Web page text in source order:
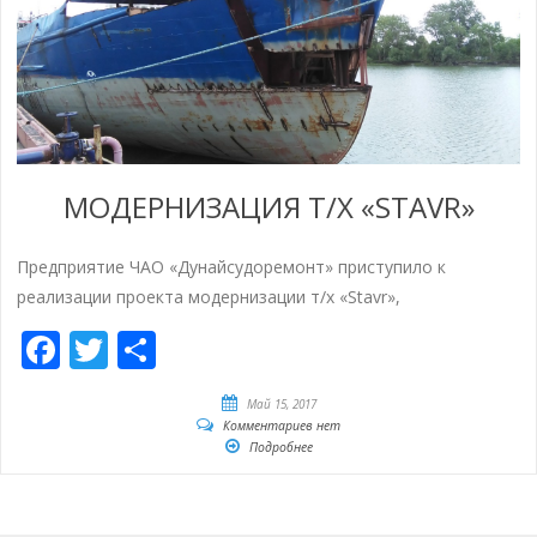
МОДЕРНИЗАЦИЯ Т/Х «STAVR»
Предприятие ЧАО «Дунайсудоремонт» приступило к
реализации проекта модернизации т/х «Stavr»,
Facebook
Twitter
Май 15, 2017
Комментариев нет
Подробнее